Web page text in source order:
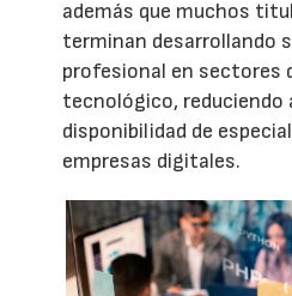
además que muchos
terminan desarrollando
profesional en sectores
tecnológico, reduciendo
disponibilidad de
empresas digitales.